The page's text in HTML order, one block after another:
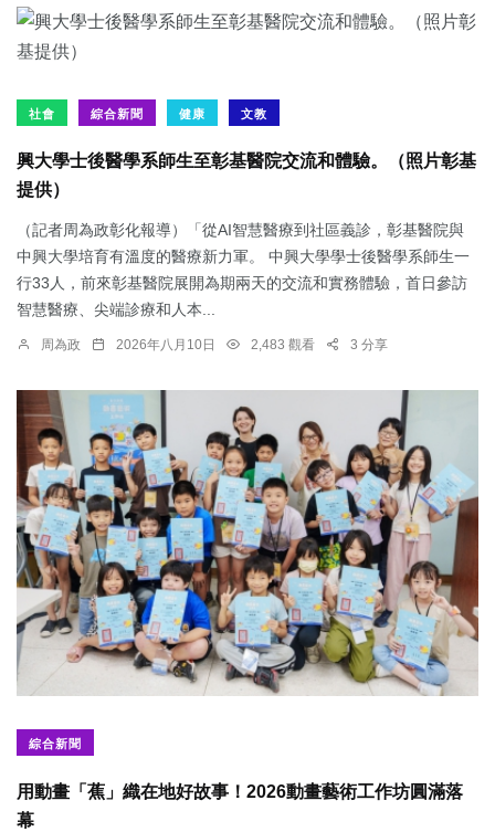
社會 綜合新聞 健康 文教
興大學士後醫學系師生至彰基醫院交流和體驗。（照片彰基
提供）
（記者周為政彰化報導）「從AI智慧醫療到社區義診，彰基醫院與
中興大學培育有溫度的醫療新力軍。 中興大學學士後醫學系師生一
行33人，前來彰基醫院展開為期兩天的交流和實務體驗，首日參訪
智慧醫療、尖端診療和人本...
周為政 2026年八月10日 2,483 觀看 3 分享
綜合新聞
用動畫「蕉」織在地好故事！2026動畫藝術工作坊圓滿落
幕